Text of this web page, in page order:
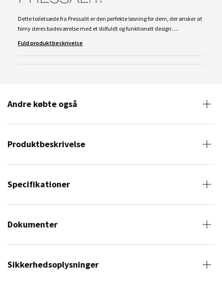
Dette toiletsæde fra Pressalit er den perfekte løsning for dem, der ønsker at
forny deres badeværelse med et stilfuldt og funktionelt design. ...
Fuld produktbeskrivelse
Andre købte også
Produktbeskrivelse
Specifikationer
Dokumenter
Sikkerhedsoplysninger